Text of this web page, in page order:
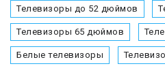
Телевизоры до 52 дюймов
Телевизоры 65 дюймов
Белые телевизоры